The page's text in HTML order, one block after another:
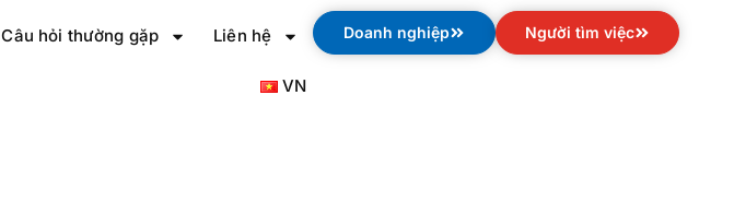
Câu hỏi thường gặp Liên hệ
VN
Doanh nghiệp Người tìm việc